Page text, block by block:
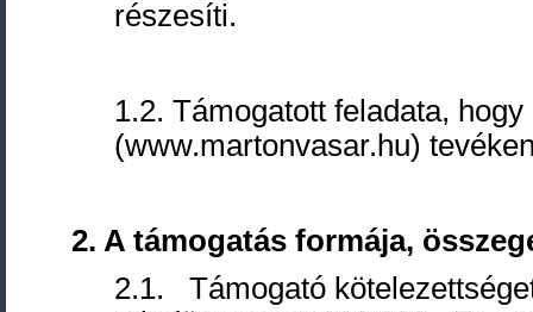
részesíti.
1.2. Támogatott feladata,
(www.martonvasar.hu)
2. A támogatás formája,
2.1. Támogató